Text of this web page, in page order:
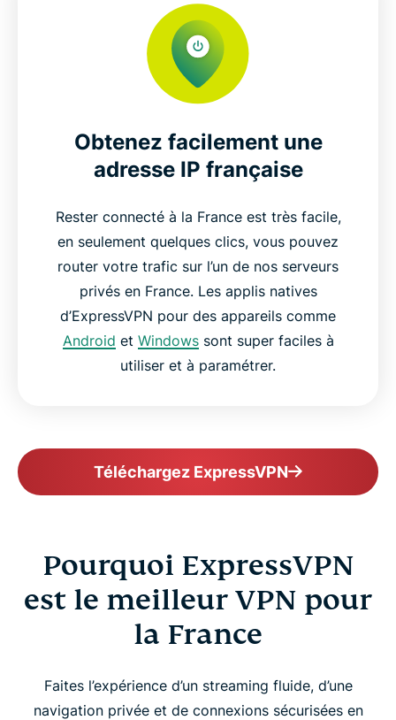
Obtenez facilement une
adresse IP française
Rester connecté à la France est très facile,
en seulement quelques clics, vous pouvez
router votre trafic sur l’un de nos serveurs
privés en France. Les applis natives
d’ExpressVPN pour des appareils comme
Android et Windowssont super faciles à
utiliser et à paramétrer.
Téléchargez ExpressVPN
Pourquoi ExpressVPN
est le meilleur VPN pour
la France
Faites l’expérience d’un streaming fluide, d’une
navigation privée et de connexions sécurisées en